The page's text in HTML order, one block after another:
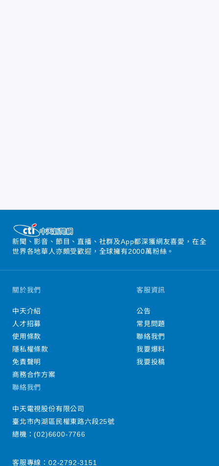
新聞、影音、節目、直播、社群及App都深獲網友喜愛，在全
世界各地華人亦頗受歡迎，全球擁有2000萬粉絲。
關於我們
中天介紹
人才招募
使用條款
隱私權條款
免責聲明
商務合作方案
客服資訊
公告
常見問題
聯絡我們
我要爆料
我要投稿
聯絡我們
中天電視股份有限公司
臺北市內湖區民權東路六段25號
總機：(02)6600-7766
客服專線： 02-2792-3151